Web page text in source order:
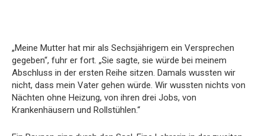
„Meine Mutter hat mir als Sechsjährigem ein Versprechen
gegeben“, fuhr er fort. „Sie sagte, sie würde bei meinem
Abschluss in der ersten Reihe sitzen. Damals wussten wir
nicht, dass mein Vater gehen würde. Wir wussten nichts von
Nächten ohne Heizung, von ihren drei Jobs, von
Krankenhäusern und Rollstühlen.“